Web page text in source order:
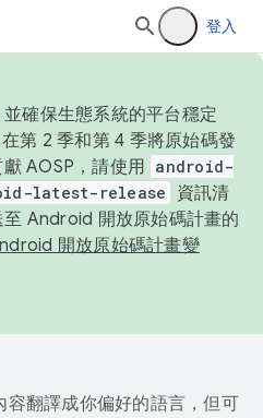
登入
確保生態系統的平台穩定
第 2 季和第 4 季將原始碼發
AOSP，請使用 android-
latest-release
資訊清
Android 開放原始碼計畫的
開放原始碼計畫變
翻譯成你偏好的語言，但可